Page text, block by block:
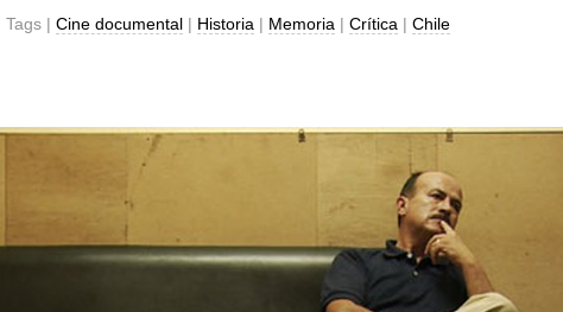
Tags | Cine documental| Historia | Memoria | Crítica | Chile